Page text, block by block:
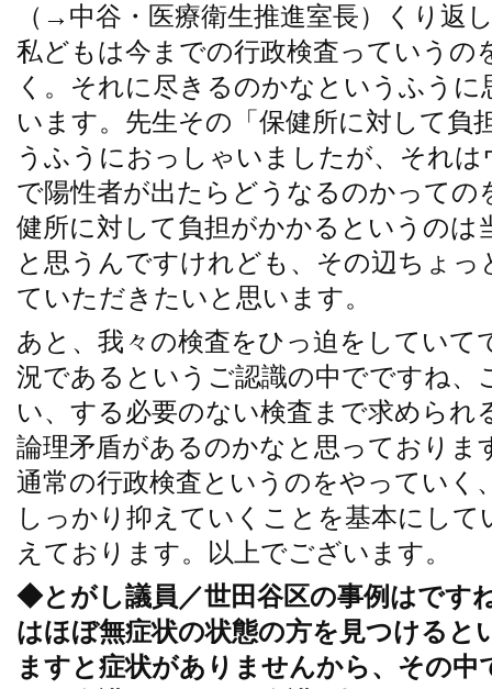
（→中谷・医療衛生推進室長）くり返
私どもは今までの行政検査っていう
く。それに尽きるのかなというふう
います。先生その「保健所に対して負
うふうにおっしゃいましたが、それ
で陽性者が出たらどうなるのかって
健所に対して負担がかかるというのは
と思うんですけれども、その辺ちょ
ていただきたいと思います。
あと、我々の検査をひっ迫をしていて
況であるというご認識の中でですね、
い、する必要のない検査まで求めら
論理矛盾があるのかなと思っておりま
通常の行政検査というのをやっていく
しっかり抑えていくことを基本にし
えております。以上でございます。
◆とがし議員／世田谷区の事例はです
はほぼ無症状の状態の方を見つけると
ますと症状がありませんから、その